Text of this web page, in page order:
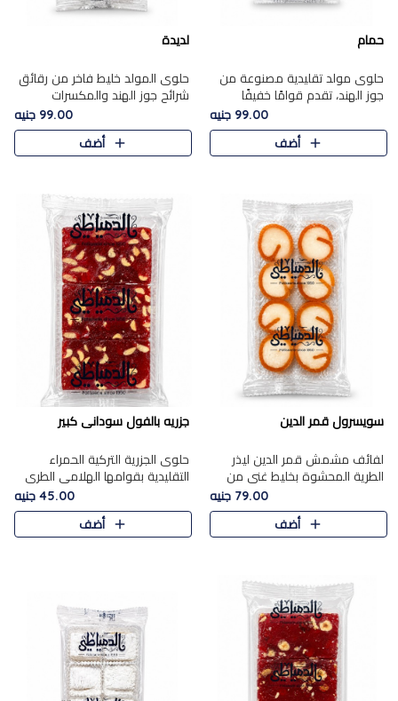
حمام
حلوى مولد تقليدية مصنوعة من
جوز الهند، تقدم قوامًا خفيفًا
ونكهة شرقية أصيلة تجسد روح
الـموسم الأعياد.
99.00 جنيه
أضف
لديدة
حلوى المولد خليط فاخر من رقائق
شرائح جوز الهند والمكسرات
المحمصة، متماسك بشراب حلاوة
الكراميل الخفيفة ليمنحك قرمشة
غنية ومذاقًا شرقيًا أصيلً..
99.00 جنيه
أضف
سويسرول قمر الدين
لفائف مشمش قمر الدين ليذر
الطرية المحشوة بخليط غني من
جوز الهند الأبيض والمكسرات
الفاخرة، يقدم المذاق الحلو
الطبيعي لقمر الدين و تجمع بين
79.00 جنيه
أضف
جزريه بالفول سودانى كبير
حلوى الجزرية التركية الحمراء
التقليدية بقوامها الهلامي الطري
ولونها الأحمر المميز، محشوة
بسخاء بالفول السوداني المحمص
لتمنحك توازنًا رائعًا ..
45.00 جنيه
أضف